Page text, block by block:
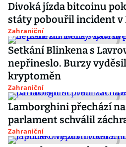
Divoká jízda bitcoinu
státy pobouřil incident v
Zahraniční
Setkání Blinkena s
nepřineslo. Burzy
kryptoměn
Zahraniční
Lamborghini přechází
parlament schválil
Zahraniční